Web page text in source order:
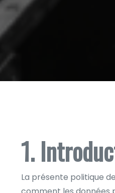
1.
La présente politique